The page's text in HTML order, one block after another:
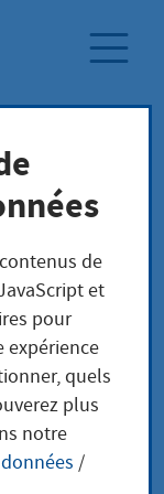
eines de
et
pour
expérience
quels
plus
notre
/